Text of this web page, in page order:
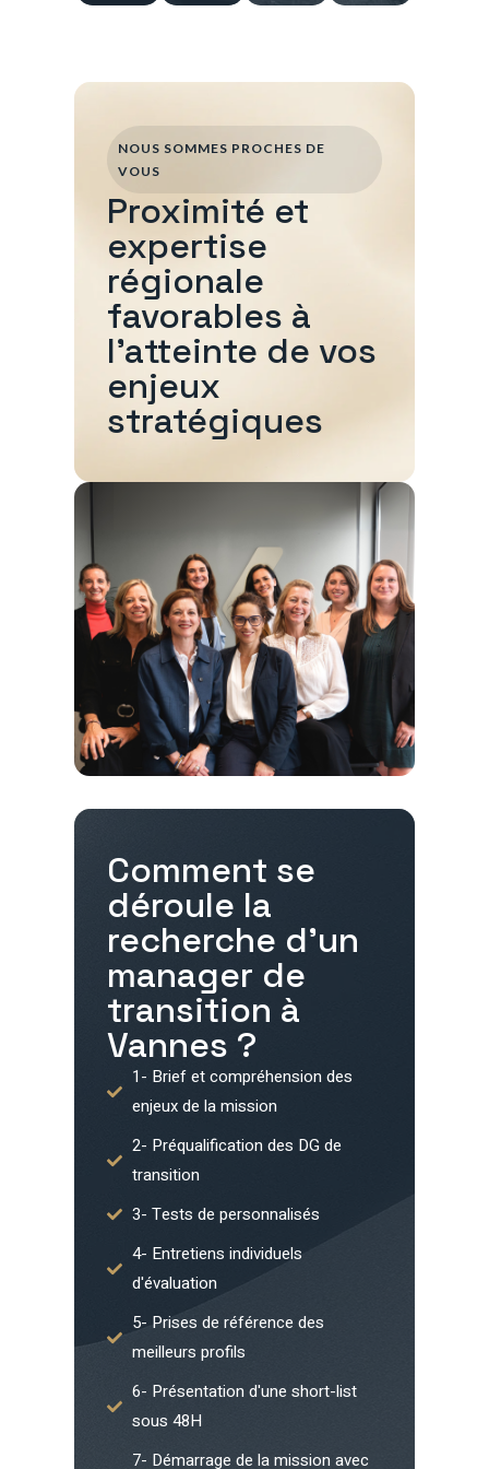
Comment se
déroule la
recherche d'un
manager de
transition à
Vannes ?
1- Brief et compréhension des
enjeux de la mission
2- Préqualification des DG de
transition
3- Tests de personnalisés
4- Entretiens individuels
d'évaluation
5- Prises de référence des
meilleurs profils
6- Présentation d'une short-list
sous 48H
7- Démarrage de la mission avec
NOUS SOMMES PROCHES DE
VOUS
Proximité et
expertise
régionale
favorables à
l'atteinte de vos
enjeux
stratégiques